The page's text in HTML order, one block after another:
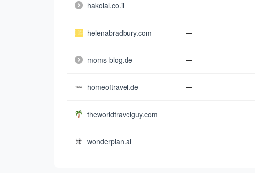
hakolal.co.il —
helenabradbury.com —
moms-blog.de —
homeoftravel.de —
theworldtravelguy.com —
wonderplan.ai —